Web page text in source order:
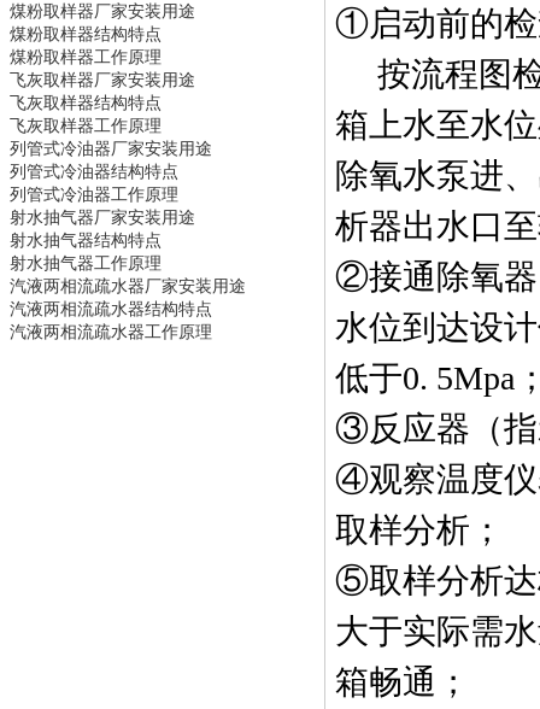
煤粉取样器厂家安装用途
煤粉取样器结构特点
煤粉取样器工作原理
飞灰取样器厂家安装用途
飞灰取样器结构特点
飞灰取样器工作原理
列管式冷油器厂家安装用途
列管式冷油器结构特点
列管式冷油器工作原理
射水抽气器厂家安装用途
射水抽气器结构特点
射水抽气器工作原理
汽液两相流疏水器厂家安装用途
汽液两相流疏水器结构特点
汽液两相流疏水器工作原理
①启动前的
按流程图
箱上水至水
除氧水泵进
析器出水口
②接通除氧器
水位到达设
低于0. 5Mpa
③反应器（指
④观察温度仪
取样分析；
⑤取样分析达
大于实际需
箱畅通；